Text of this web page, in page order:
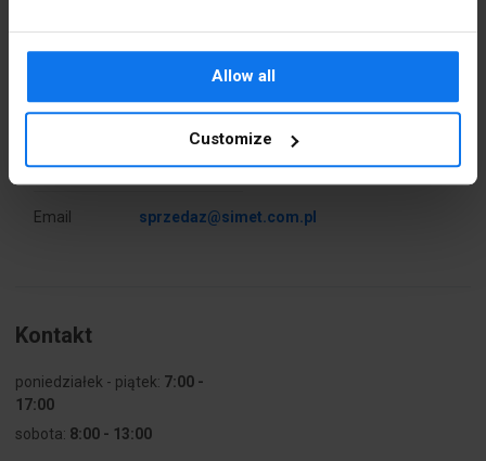
Allow all
Customize
Pozostałe dane techniczne
Długość 136 mm
Producent SIMET S.A.
Jelenia
Jana Pawła
II 33 Polska
Email sprzedaz@simet.com.pl
Kontakt
poniedziałek - piątek: 7:00 -
17:00
sobota: 8:00 - 13:00